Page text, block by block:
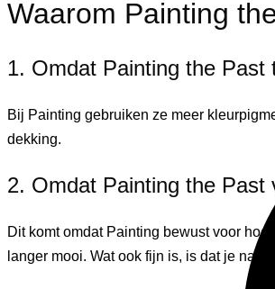
Waarom Painting
1. Omdat Painting the Past
Bij Painting gebruiken ze meer
dekking.
2. Omdat Painting the Past
Dit komt omdat Painting bewust voor
langer mooi. Wat ook fijn is, is dat je na